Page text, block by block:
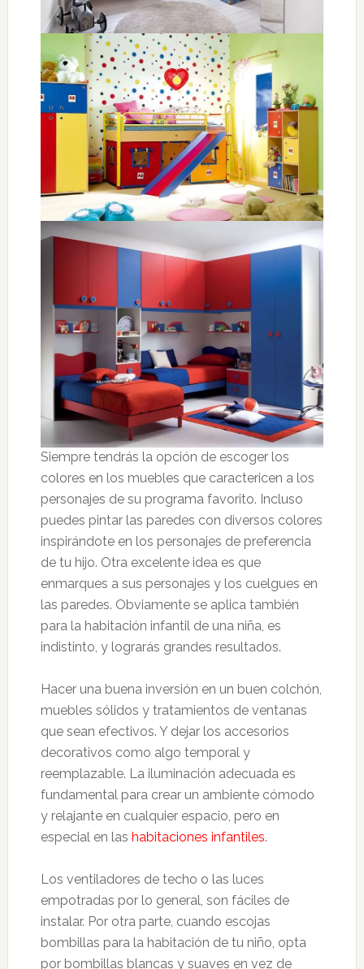
Siempre tendrás la opción de escoger los
colores en los muebles que caractericen a los
personajes de su programa favorito. Incluso
puedes pintar las paredes con diversos colores
inspirándote en los personajes de preferencia
de tu hijo. Otra excelente idea es que
enmarques a sus personajes y los cuelgues en
las paredes. Obviamente se aplica también
para la habitación infantil de una niña, es
indistinto, y lograrás grandes resultados.
Hacer una buena inversión en un buen colchón,
muebles sólidos y tratamientos de ventanas
que sean efectivos. Y dejar los accesorios
decorativos como algo temporal y
reemplazable. La iluminación adecuada es
fundamental para crear un ambiente cómodo
y relajante en cualquier espacio, pero en
especial en las habitaciones infantiles.
Los ventiladores de techo o las luces
empotradas por lo general, son fáciles de
instalar. Por otra parte, cuando escojas
bombillas para la habitación de tu niño, opta
por bombillas blancas y suaves en vez de